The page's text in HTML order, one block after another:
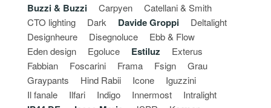
Buzzi & Buzzi Carpyen
Catellani & Smith
CTO lighting
Dark Davide Groppi
Deltalight
Designheure
Disegnoluce
Ebb & Flow
Eden design
Egoluce Estiluz
Exterus
Fabbian
Foscarini Frama Fsign
Grau
Graypants
Hind Rabii Icone
Iguzzini
Il fanale
Ilfari Indigo Innermost Intralight